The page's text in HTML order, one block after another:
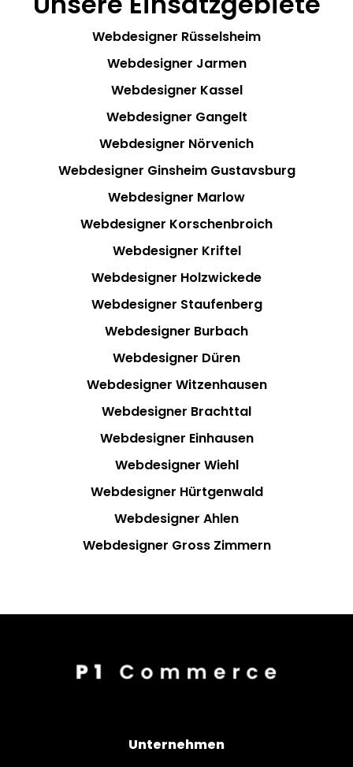
Webdesigner Rüsselsheim
Webdesigner Jarmen
Webdesigner Kassel
Webdesigner Gangelt
Webdesigner Nörvenich
Webdesigner Ginsheim Gustavsburg
Webdesigner Marlow
Webdesigner Korschenbroich
Webdesigner Kriftel
Webdesigner Holzwickede
Webdesigner Staufenberg
Webdesigner Burbach
Webdesigner Düren
Webdesigner Witzenhausen
Webdesigner Brachttal
Webdesigner Einhausen
Webdesigner Wiehl
Webdesigner Hürtgenwald
Webdesigner Ahlen
Webdesigner Gross Zimmern
Unternehmen